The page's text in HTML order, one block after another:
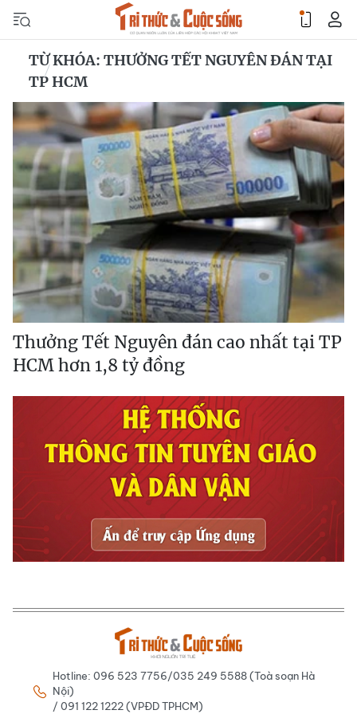
TỪ KHÓA: THƯỞNG TẾT NGUYÊN ĐÁN TẠI
TP HCM
Thưởng Tết Nguyên đán cao nhất tại TP
HCM hơn 1,8 tỷ đồng
Hotline: 096 523 7756/035 249 5588 (Toà soạn Hà
Nội)
/ 091 122 1222 (VPĐD TPHCM)